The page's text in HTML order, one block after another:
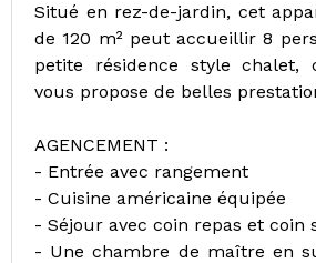
Situé en rez-de-jardin, cet
de 120 m² peut accueillir 8
petite résidence style chalet,
vous propose de belles
AGENCEMENT :
- Entrée avec rangement
- Cuisine américaine équipée
- Séjour avec coin repas et coin
- Une chambre de maître en